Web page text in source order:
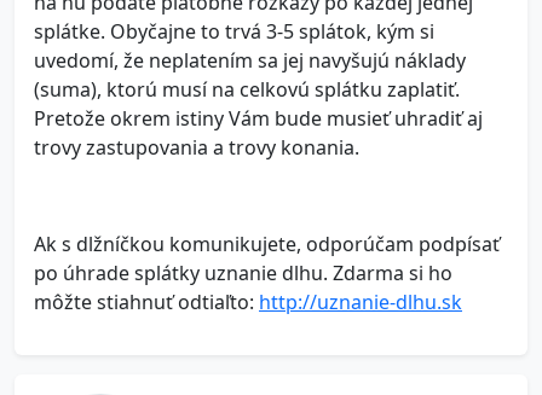
splátke. Obyčajne to trvá 3-5 splátok, kým si
uvedomí, že neplatením sa jej navyšujú náklady
(suma), ktorú musí na celkovú splátku zaplatiť.
Pretože okrem istiny Vám bude musieť uhradiť aj
trovy zastupovania a trovy konania.
Ak s dlžníčkou komunikujete, odporúčam podpísať
po úhrade splátky uznanie dlhu. Zdarma si ho
môžte stiahnuť odtiaľto: http://uznanie-dlhu.sk